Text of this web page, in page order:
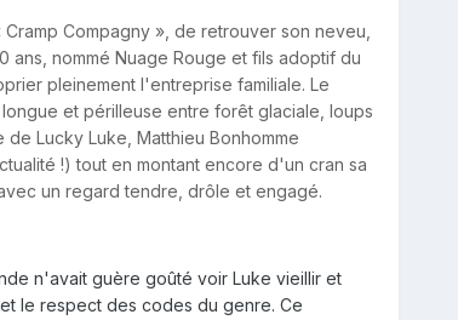
Compagny », de retrouver son neveu,
ans, nommé Nuage Rouge et fils adoptif du
pleinement l'entreprise familiale. Le
et périlleuse entre forêt glaciale, loups
Lucky Luke, Matthieu Bonhomme
!) tout en montant encore d'un cran sa
un regard tendre, drôle et engagé.
n'avait guère goûté voir Luke vieillir et
le respect des codes du genre. Ce